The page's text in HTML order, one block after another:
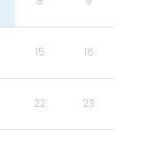
15 16
22 23